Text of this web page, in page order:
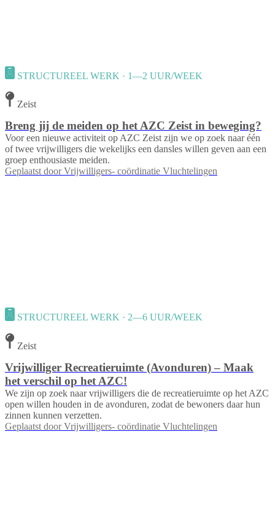
STRUCTUREEL WERK · 1—2 UUR/WEEK
Zeist
Breng jij de meiden op het AZC Zeist in beweging?
Voor een nieuwe activiteit op AZC Zeist zijn we op zoek naar één
of twee vrijwilligers die wekelijks een dansles willen geven aan een
groep enthousiaste meiden.
Geplaatst door Vrijwilligers- coördinatie Vluchtelingen
STRUCTUREEL WERK · 2—6 UUR/WEEK
Zeist
Vrijwilliger Recreatieruimte (Avonduren) – Maak
het verschil op het AZC!
We zijn op zoek naar vrijwilligers die de recreatieruimte op het AZC
open willen houden in de avonduren, zodat de bewoners daar hun
zinnen kunnen verzetten.
Geplaatst door Vrijwilligers- coördinatie Vluchtelingen